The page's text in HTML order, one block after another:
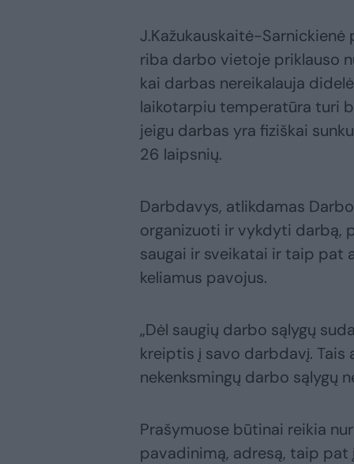
J.Kažukauskaitė-
riba darbo vietoje priklauso
kai darbas nereikalauja
laikotarpiu temperatūra turi
jeigu darbas yra fiziškai
26 laipsnių.
Darbdavys, atlikdamas
organizuoti ir vykdyti darbą,
saugai ir sveikatai ir taip pat
keliamus pavojus.
„Dėl saugių darbo sąlygų
kreiptis į savo darbdavį. Tais
nekenksmingų darbo sąlygų
Prašymuose būtinai reikia
pavadinimą, adresą, taip